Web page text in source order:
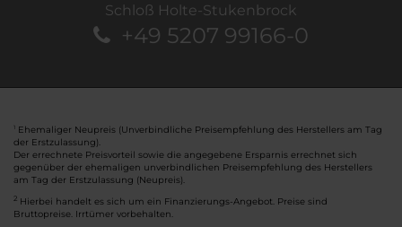
Schloß Holte-Stukenbrock
+49 5207 99166-0
Ehemaliger Neupreis (Unverbindliche Preisempfehlung des Herstellers am Tag
der Erstzulassung).
Der errechnete Preisvorteil sowie die angegebene Ersparnis errechnet sich
gegenüber der ehemaligen unverbindlichen Preisempfehlung des Herstellers
am Tag der Erstzulassung (Neupreis).
2 Hierbei handelt es sich um ein Finanzierungs-Angebot. Preise sind
Bruttopreise. Irrtümer vorbehalten.